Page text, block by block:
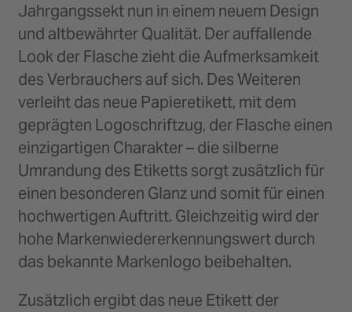
Jahrgangssekt nun in einem neuem Design
und altbewährter Qualität. Der auffallende
Look der Flasche zieht die Aufmerksamkeit
des Verbrauchers auf sich. Des Weiteren
verleiht das neue Papieretikett, mit dem
geprägten Logoschriftzug, der Flasche einen
einzigartigen Charakter – die silberne
Umrandung des Etiketts sorgt zusätzlich für
einen besonderen Glanz und somit für einen
hochwertigen Auftritt. Gleichzeitig wird der
hohe Markenwiedererkennungswert durch
das bekannte Markenlogo beibehalten.
Zusätzlich ergibt das neue Etikett der